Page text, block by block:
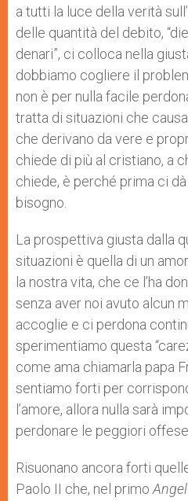
a tutti la luce della verità
delle quantità del debito,
denari”, ci colloca nella
dobbiamo cogliere il
non è per nulla facile
tratta di situazioni che
che derivano da vere e
chiede di più al cristiano, a
chiede, è perché prima ci
bisogno.
La prospettiva giusta dalla
situazioni è quella di un
la nostra vita, che ce l’ha
senza aver noi avuto alcun
accoglie e ci perdona
sperimentiamo questa
come ama chiamarla papa
sentiamo forti per
l’amore, allora nulla sarà
perdonare le peggiori
Risuonano ancora forti
Paolo II che, nel primo